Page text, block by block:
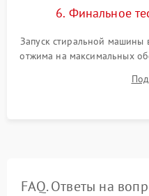
6. Финальное
Запуск стиральной машины
отжима на максимальных
корректности слива,
посторонних стуков
FAQ. Ответы на